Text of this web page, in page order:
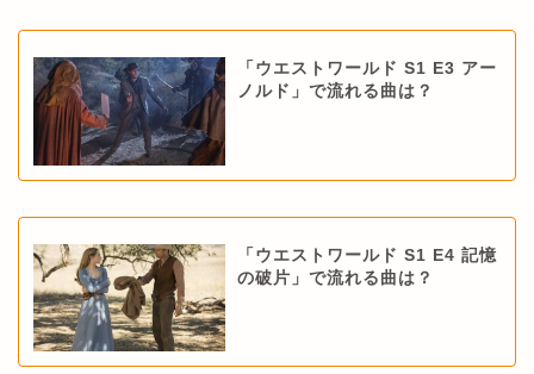
「ウエストワールド S1 E3 アー
ノルド」で流れる曲は？
「ウエストワールド S1 E4 記憶
の破片」で流れる曲は？